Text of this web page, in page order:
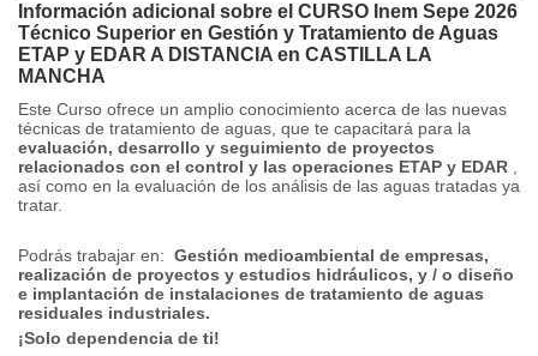
Información adicional sobre el CURSO Inem Sepe 2026
Técnico Superior en Gestión y Tratamiento de Aguas
ETAP y EDAR A DISTANCIA en CASTILLA LA
MANCHA
Este Curso ofrece un amplio conocimiento acerca de las nuevas
técnicas de tratamiento de aguas, que te capacitará para la
evaluación, desarrollo y seguimiento de proyectos
relacionados con el control y las operaciones ETAP y EDAR
así como en la evaluación de los análisis de las aguas tratadas ya
tratar.
Podrás trabajar en: Gestión medioambiental de empresas,
realización de proyectos y estudios hidráulicos, y / o diseño
e implantación de instalaciones de tratamiento de aguas
residuales industriales.
¡Solo dependencia de ti!